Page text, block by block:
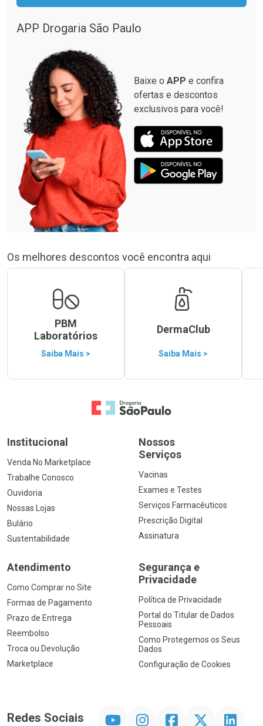
APP Drogaria São Paulo
Baixe o APP e confira
ofertas e descontos
exclusivos para você!
Os melhores descontos você encontra aqui
PBM
Laboratórios
Saiba Mais >
DermaClub
Saiba Mais >
Ir para a Home
Institucional
Venda No Marketplace
Trabalhe Conosco
Ouvidoria
Nossas Lojas
Bulário
Sustentabilidade
Nossos
Serviços
Vacinas
Exames e Testes
Serviços Farmacêuticos
Prescrição Digital
Assinatura
Atendimento
Como Comprar no Site
Formas de Pagamento
Prazo de Entrega
Reembolso
Troca ou Devolução
Marketplace
Segurança e
Privacidade
Política de Privacidade
Portal do Titular de Dados
Pessoais
Como Protegemos os Seus
Dados
Configuração de Cookies
Redes Sociais InstagramFacebookTwitter Linkedin